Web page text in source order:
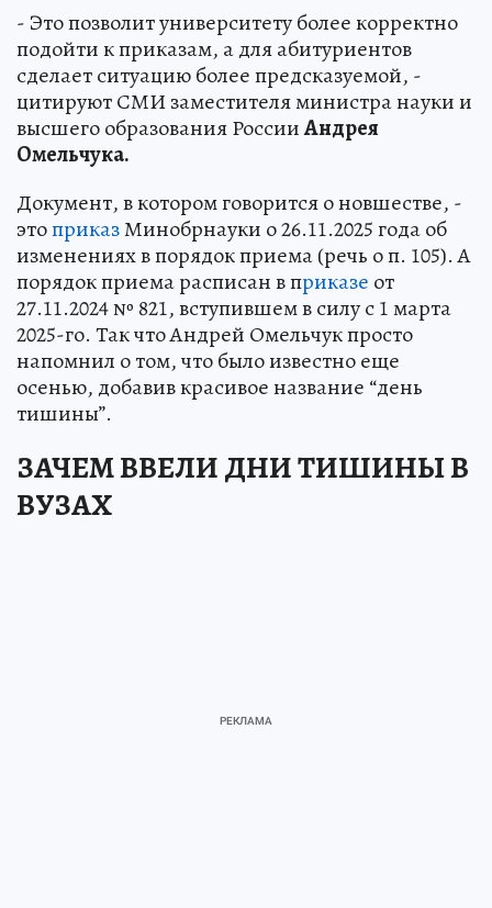
- Это позволит университету более корректно
подойти к приказам, а для абитуриентов
сделает ситуацию более предсказуемой, -
цитируют СМИ заместителя министра науки и
высшего образования РоссииАндрея
Омельчука.
Документ, в котором говорится о новшестве, -
этоприказМинобрнауки о 26.11.2025 года об
изменениях в порядок приема (речь о п. 105). А
порядок приема расписан в приказе от
27.11.2024 № 821, вступившем в силу с 1 марта
2025-го. Так что Андрей Омельчук просто
напомнил о том, что было известно еще
осенью, добавив красивое название “день
тишины”.
ЗАЧЕМ ВВЕЛИ ДНИ ТИШИНЫ В
ВУЗАХ